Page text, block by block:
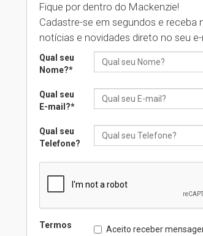
Como o Colégio
Brasília prepara seus
estudantes para o
04.08.2026
Como os pais podem
na educação dos
04.08.2026
Transformadora reúne
docentes para
inovação e desafios
04.08.2026
Fique por dentro do Mackenzie!
Cadastre-se em segundos e receba
notícias e novidades direto no seu e-
Qual seu
Nome?*
Qual seu
E-mail?*
Qual seu
Telefone?
Termos
Aceito receber